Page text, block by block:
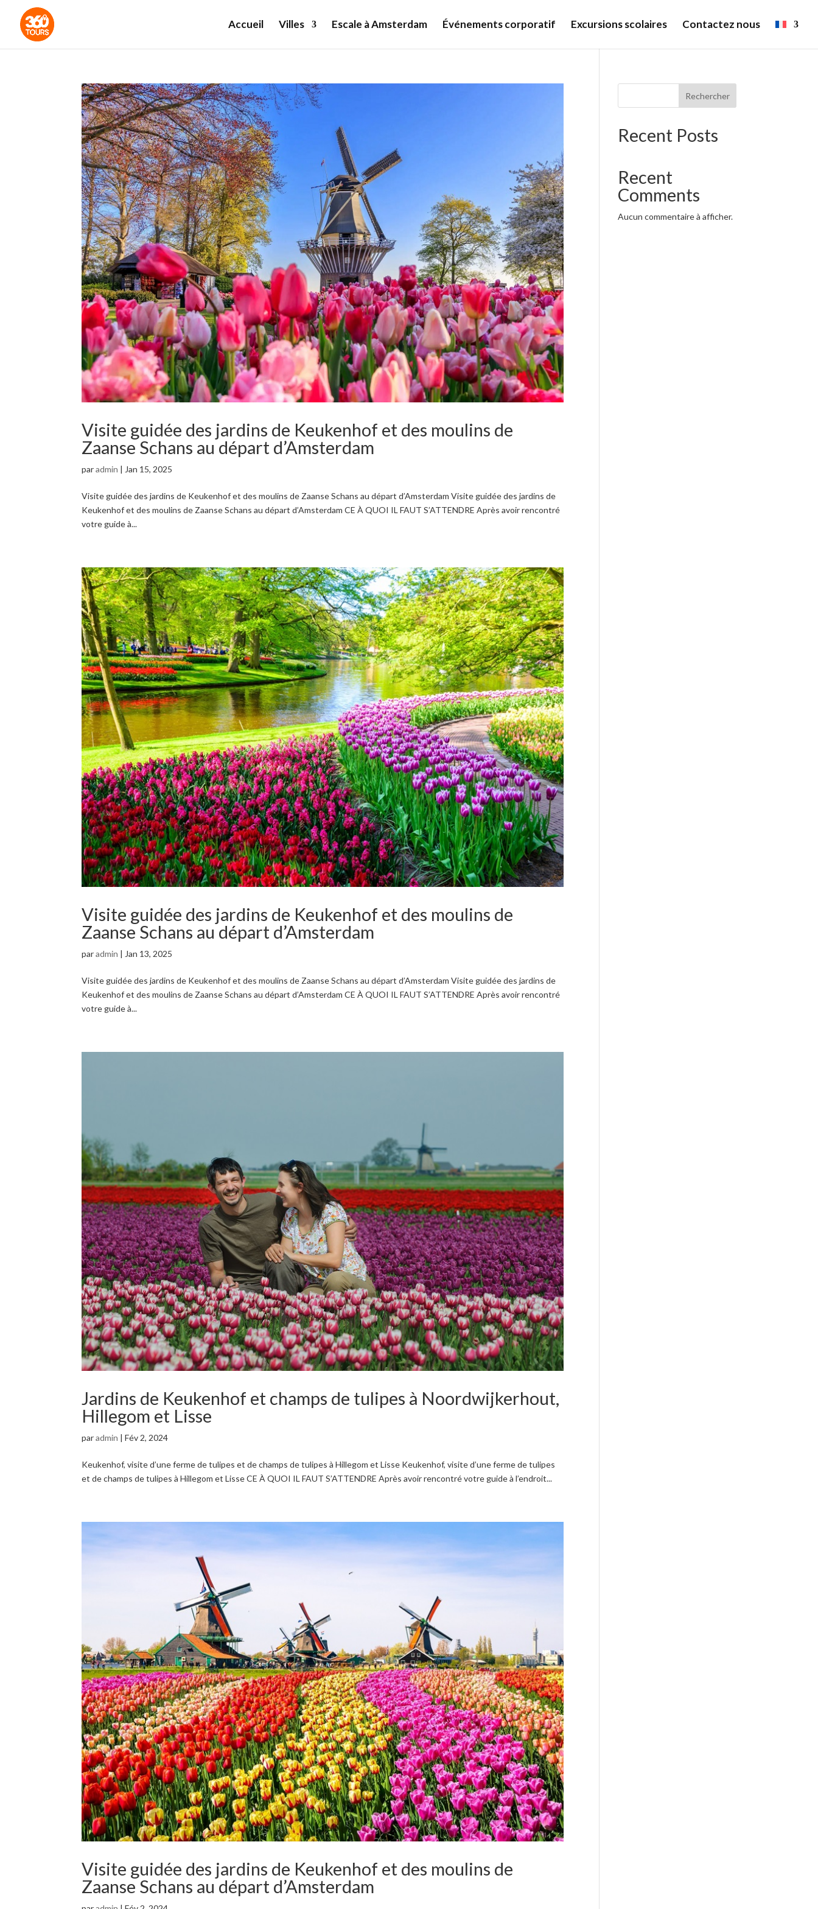
Accueil Villes Escale à Amsterdam Événements corporatif Excursions scolaires Contactez nous
Visite guidée des jardins de Keukenhof et des moulins de
Zaanse Schans au départ d’Amsterdam
paradmin |Jan 15, 2025
Visite guidée des jardins de Keukenhof et des moulins de Zaanse Schans au départ d’Amsterdam Visite guidée des jardins de
Keukenhof et des moulins de Zaanse Schans au départ d’Amsterdam CE À QUOI IL FAUT S’ATTENDRE Après avoir rencontré
votre guide à...
Visite guidée des jardins de Keukenhof et des moulins de
Zaanse Schans au départ d’Amsterdam
paradmin | Jan 13, 2025
Visite guidée des jardins de Keukenhof et des moulins de Zaanse Schans au départ d’Amsterdam Visite guidée des jardins de
Keukenhof et des moulins de Zaanse Schans au départ d’Amsterdam CE À QUOI IL FAUT S’ATTENDRE Après avoir rencontré
votre guide à...
Jardins de Keukenhof et champs de tulipes à Noordwijkerhout,
Hillegom et Lisse
paradmin |Fév 2, 2024
Keukenhof, visite d’une ferme de tulipes et de champs de tulipes à Hillegom et Lisse Keukenhof, visite d’une ferme de tulipes
et de champs de tulipes à Hillegom et Lisse CE À QUOI IL FAUT S’ATTENDRE Après avoir rencontré votre guide à l’endroit...
Visite guidée des jardins de Keukenhof et des moulins de
Zaanse Schans au départ d’Amsterdam
Rechercher
Recent Posts
Recent
Comments
Aucun commentaire à afficher.